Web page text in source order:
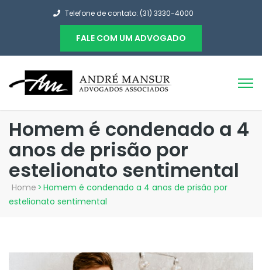
Telefone de contato: (31) 3330-4000
FALE COM UM ADVOGADO
Homem é condenado a 4
anos de prisão por
estelionato sentimental
Home > Homem é condenado a 4 anos de prisão por
estelionato sentimental